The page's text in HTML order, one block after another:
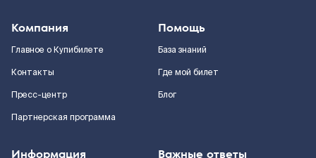
Компания
Главное о Купибилете
Контакты
Пресс-центр
Партнерская программа
Помощь
База знаний
Где мой билет
Блог
Информация Важные ответы